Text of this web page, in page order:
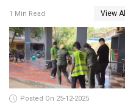
1 Min Read View All
Posted On 25-12-2025